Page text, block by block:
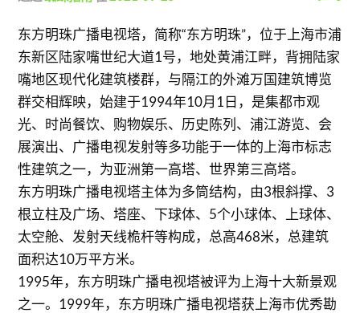
东方明珠广播电视塔，简称“东方明珠”，位于上海市浦
东新区陆家嘴世纪大道1号，地处黄浦江畔，背拥陆家
嘴地区现代化建筑楼群，与隔江的外滩万国建筑博览
群交相辉映，始建于1994年10月1日，是集都市观
光、时尚餐饮、购物娱乐、历史陈列、浦江游览、会
展演出、广播电视发射等多功能于一体的上海市标志
性建筑之一，为亚洲第一高塔、世界第三高塔。
东方明珠广播电视塔主体为多筒结构，由3根斜撑、3
根立柱及广场、塔座、下球体、5个小球体、上球体、
太空舱、发射天线桅杆等构成，总高468米，总建筑
面积达10万平方米。
1995年，东方明珠广播电视塔被评为上海十大新景观
之一。1999年，东方明珠广播电视塔获上海市优秀勘